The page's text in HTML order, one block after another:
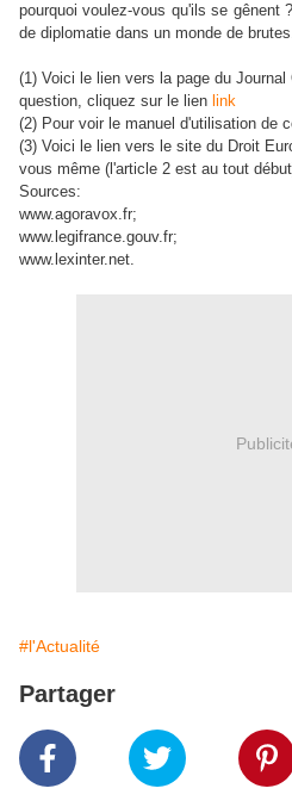
pourquoi voulez-vous qu'ils se
de diplomatie dans un monde de
(1) Voici le lien vers la page du
question, cliquez sur le lien link
(2) Pour voir le manuel d'utilisation de
(3) Voici le lien vers le site du Droit
vous même (l'article 2 est au tout
Sources:
www.agoravox.fr;
www.legifrance.gouv.fr;
www.lexinter.net.
#l'Actualité
Partager